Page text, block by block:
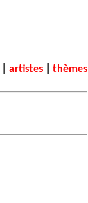
artistes thèmes